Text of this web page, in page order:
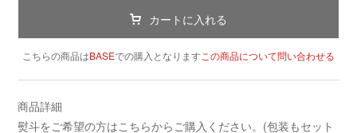
カートに入れる
こちらの商品はBASEでの購入となります この商品について問い合わせる
商品詳細
熨斗をご希望の方はこちらからご購入ください。(包装もセット